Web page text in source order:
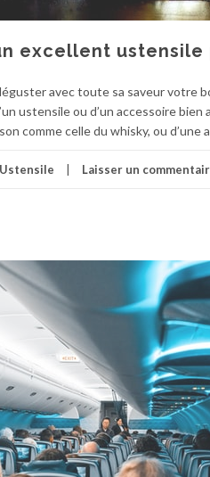
excellent ustensile
avec toute sa saveur
ustensile ou d’un accessoire
comme celle du whisky, ou
Ustensile Laisser un